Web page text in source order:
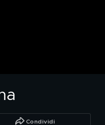
Condividi